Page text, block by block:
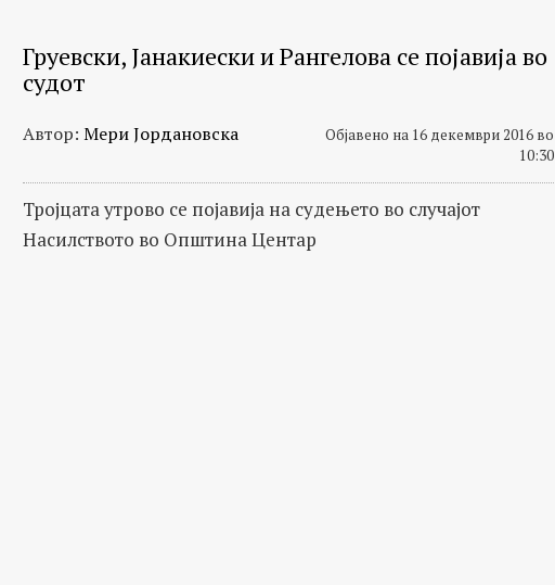
Груевски, Јанакиески и Рангелова се појавија во
судот
Автор: Мери Јордановска
Објавено на 16 декември 2016 во
10:30
Тројцата утрово се појавија на судењето во случајот
Насилството во Општина Центар